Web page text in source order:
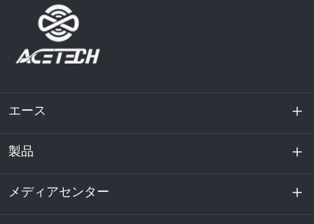
エース
私たちに関しては
持続可能性
製品
エネルギー貯蔵
メディアセンター